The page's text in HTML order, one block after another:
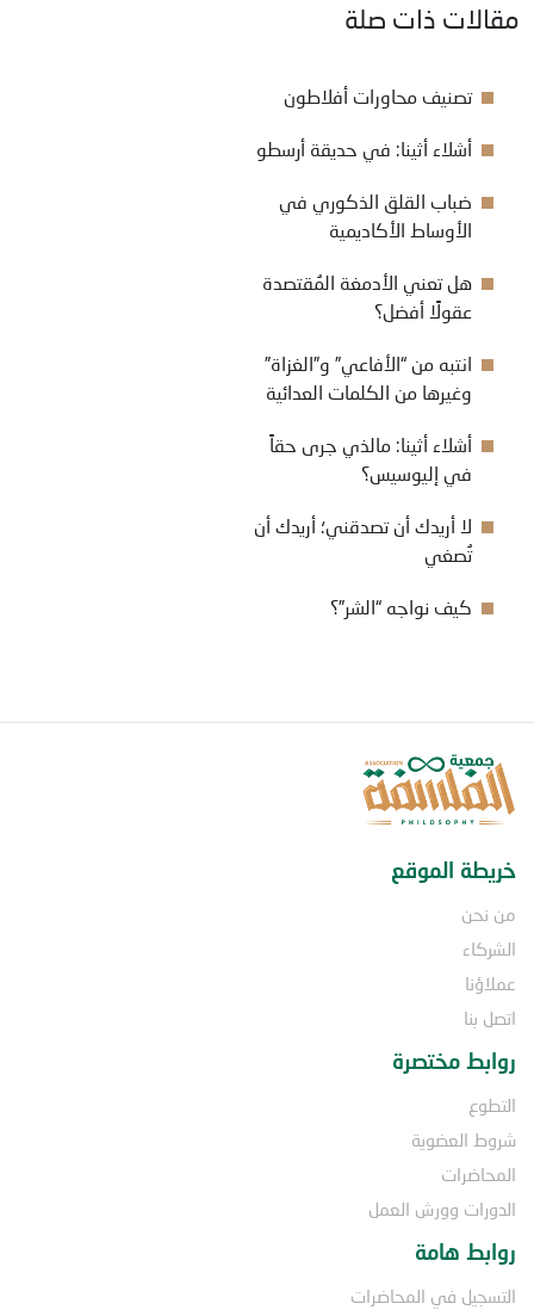
مقالات ذات صلة
تصنيف محاورات أفلاطون
أشلاء أثينا: في حديقة أرسطو
ضباب القلق الذكوري في
الأوساط الأكاديمية
هل تعني الأدمغة المُقتصدة
عقولًا أفضل؟
انتبه من “الأفاعي” و”الغزاة”
وغيرها من الكلمات العدائية
أشلاء أثينا: مالذي جرى حقاً
في إليوسيس؟
لا أريدك أن تصدقني؛ أريدك أن
تُصغي
كيف نواجه “الشر”؟
خريطة الموقع
من نحن
الشركاء
عملاؤنا
اتصل بنا
روابط مختصرة
التطوع
شروط العضوية
المحاضرات
الدورات وورش العمل
روابط هامة
التسجيل في المحاضرات